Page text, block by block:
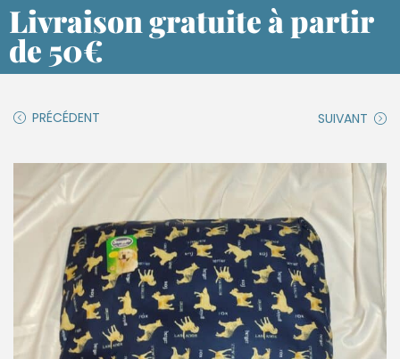
Livraison gratuite à partir
de 50€
PRÉCÉDENT SUIVANT